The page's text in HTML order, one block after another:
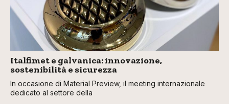
Italfimet e galvanica: innovazione,
sostenibilità e sicurezza
In occasione di Material Preview, il meeting internazionale
dedicato al settore della